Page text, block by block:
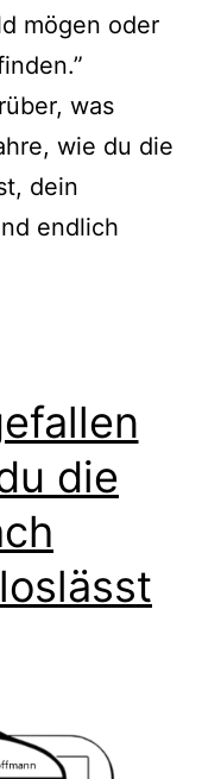
mögen oder
was
wie du die
dein
endlich
die